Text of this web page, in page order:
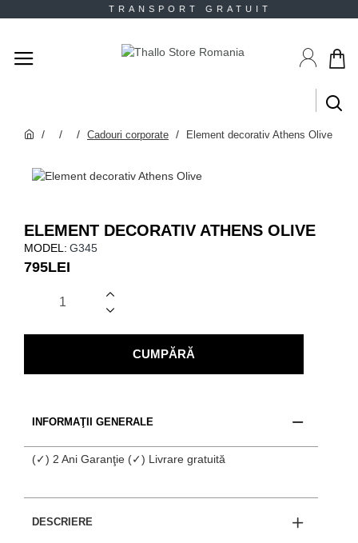
GRATUIT
​Cadouri corporate Element decorativ Athens Olive
ELEMENT DECORATIV ATHENS OLIVE
795LEI
MODEL: G345
CUMPĂRĂ
INFORMAŢII GENERALE
(✓) 2 Ani Garanţie (✓) Livrare gratuită
DESCRIERE